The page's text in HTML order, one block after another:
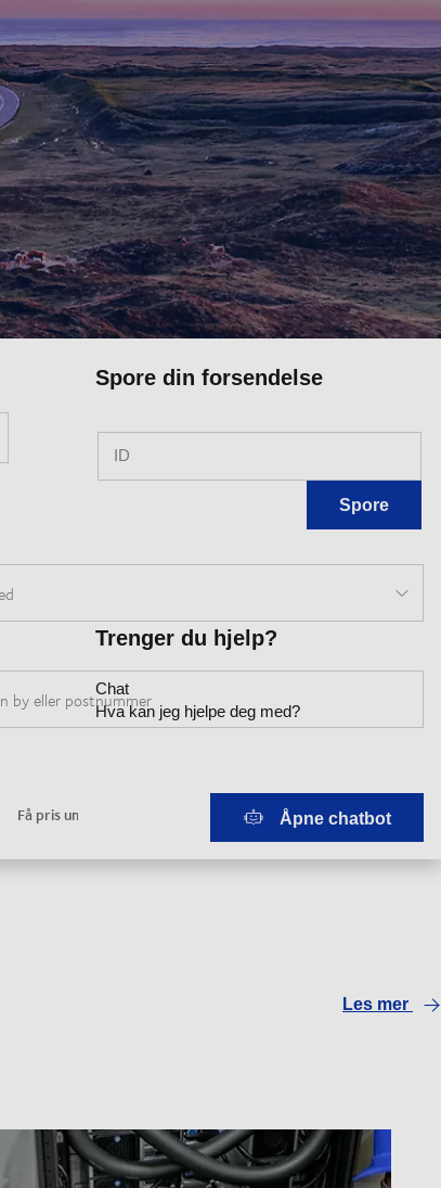
Spore din forsendelse
ID
Spore
Trenger du hjelp?
Chat
Hva kan jeg hjelpe deg med?
Åpne chatbot
Les mer